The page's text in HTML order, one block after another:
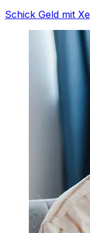
Schick Geld mit Xe